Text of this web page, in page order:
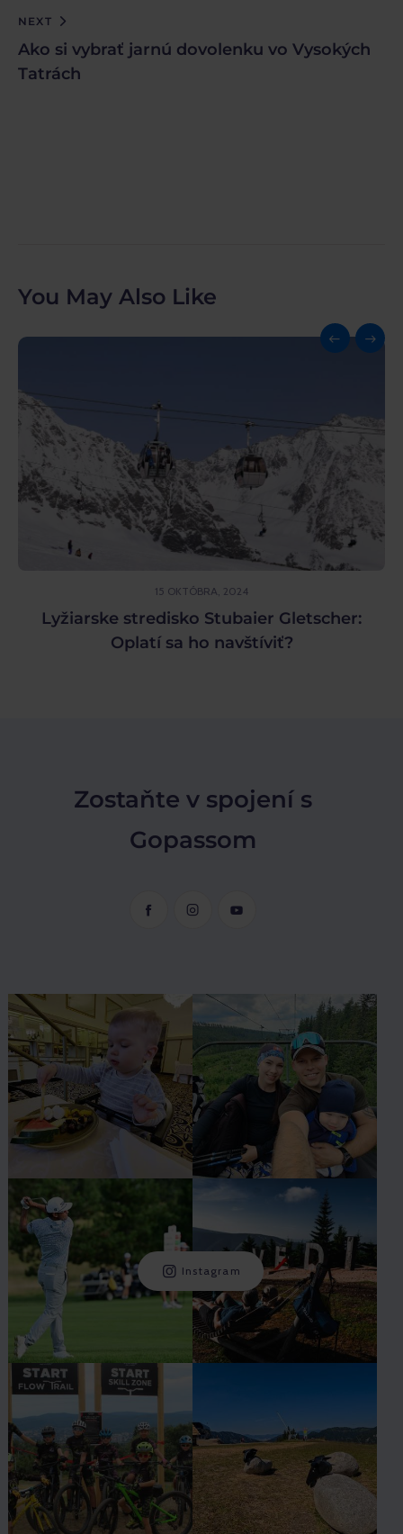
NEXT
Ako si vybrať jarnú dovolenku vo Vysokých
Tatrách
You May Also Like
15 OKTÓBRA, 2024
Lyžiarske stredisko Stubaier Gletscher:
Oplatí sa ho navštíviť?
Zostaňte v spojení s
Gopassom
Instagram